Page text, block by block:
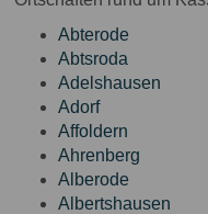
Abterode
Abtsroda
Adelshausen
Adorf
Affoldern
Ahrenberg
Alberode
Albertshausen